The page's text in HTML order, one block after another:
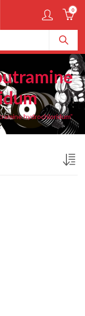
0
hydrochloridum”